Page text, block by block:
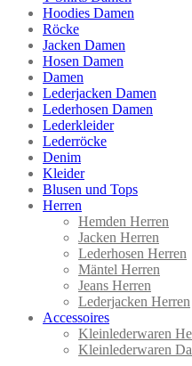
Hoodies Damen
Röcke
Jacken Damen
Hosen Damen
Damen
Lederjacken Damen
Lederhosen Damen
Lederkleider
Lederröcke
Denim
Kleider
Blusen und Tops
Herren
Hemden Herren
Jacken Herren
Lederhosen Herren
Mäntel Herren
Jeans Herren
Lederjacken Herren
Accessoires
Kleinlederwaren
Kleinlederwaren